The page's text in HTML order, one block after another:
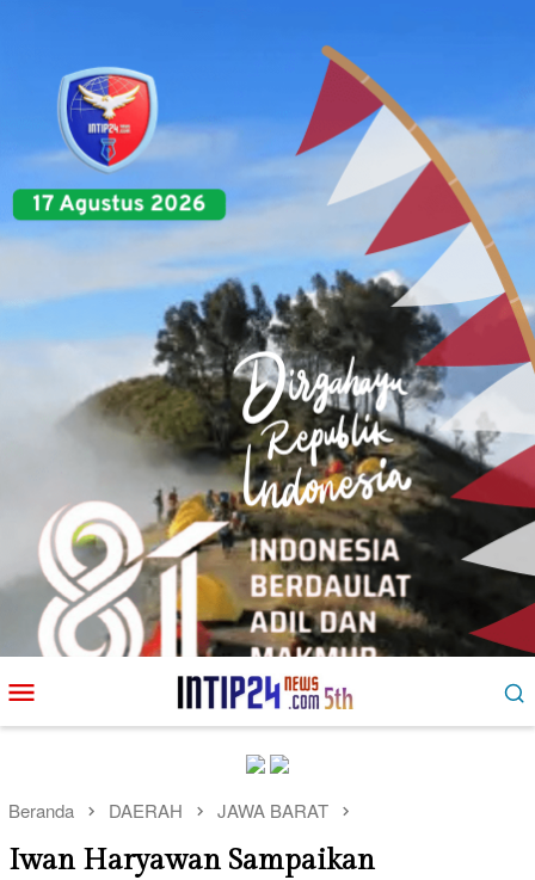
ke
kontenMobile
Beranda DAERAH JAWA BARAT
Iwan Haryawan Sampaikan